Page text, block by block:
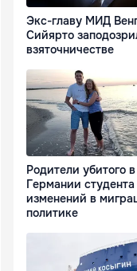
Экс-главу МИД
Сийярто
взяточничестве
Родители убитого в
Германии
изменений в
политике